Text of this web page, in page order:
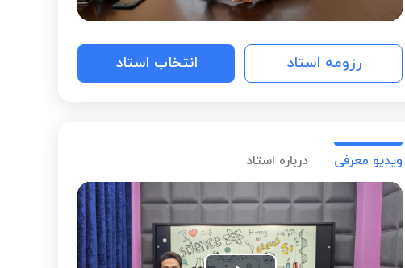
رزومه استاد انتخاب استاد
ویدیو معرفی درباره استاد